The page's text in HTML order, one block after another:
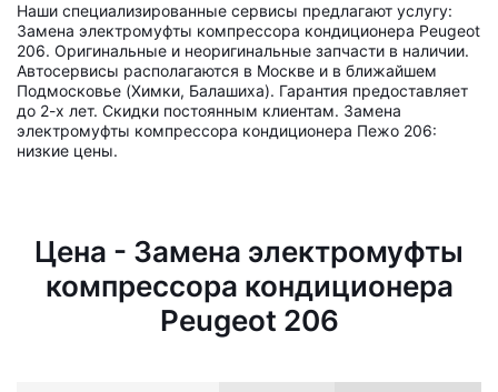
Наши специализированные сервисы предлагают услугу:
Замена электромуфты компрессора кондиционера Peugeot
206. Оригинальные и неоригинальные запчасти в наличии.
Автосервисы располагаются в Москве и в ближайшем
Подмосковье (Химки, Балашиха). Гарантия предоставляет
до 2-х лет. Скидки постоянным клиентам. Замена
электромуфты компрессора кондиционера Пежо 206:
низкие цены.
Цена - Замена электромуфты
компрессора кондиционера
Peugeot 206